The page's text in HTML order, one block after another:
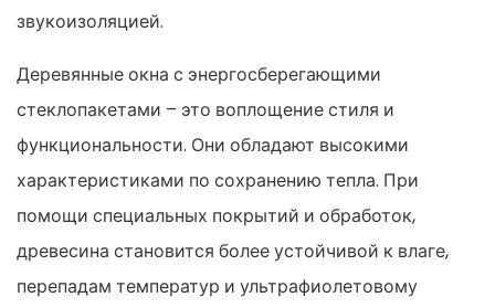
звукоизоляцией.
Деревянные окна с энергосберегающими
стеклопакетами – это воплощение стиля и
функциональности. Они обладают высокими
характеристиками по сохранению тепла. При
помощи специальных покрытий и обработок,
древесина становится более устойчивой к влаге,
перепадам температур и ультрафиолетовому